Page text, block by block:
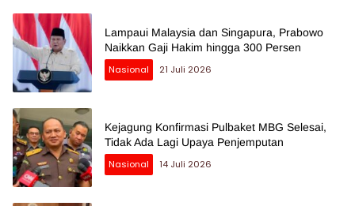
Lampaui Malaysia dan Singapura, Prabowo
Naikkan Gaji Hakim hingga 300 Persen
Nasional
21 Juli 2026
Kejagung Konfirmasi Pulbaket MBG Selesai,
Tidak Ada Lagi Upaya Penjemputan
Nasional
14 Juli 2026